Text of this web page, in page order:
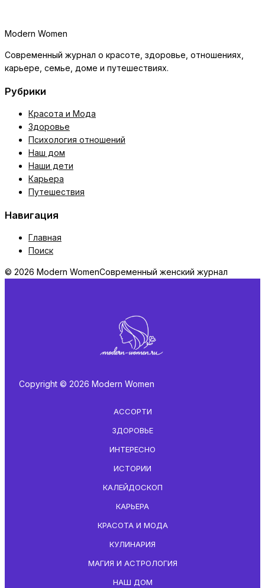
Modern Women
Современный журнал о красоте, здоровье, отношениях,
карьере, семье, доме и путешествиях.
Рубрики
Красота и Мода
Здоровье
Психология отношений
Наш дом
Наши дети
Карьера
Путешествия
Навигация
Главная
Поиск
© 2026 Modern WomenСовременный женский журнал
Copyright © 2026 Modern Women
АССОРТИ
ЗДОРОВЬЕ
ИНТЕРЕСНО
ИСТОРИИ
КАЛЕЙДОСКОП
КАРЬЕРА
КРАСОТА И МОДА
КУЛИНАРИЯ
МАГИЯ И АСТРОЛОГИЯ
НАШ ДОМ